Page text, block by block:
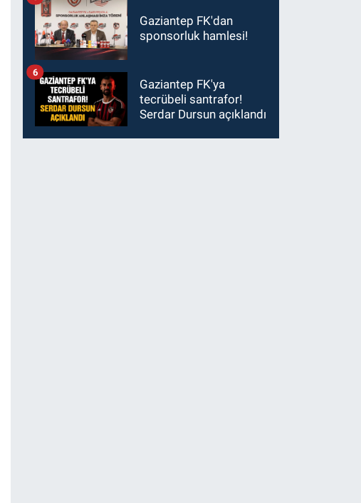
Gaziantep FK'dan
sponsorluk hamlesi!
Gaziantep FK'ya
tecrübeli santrafor!
Serdar Dursun açıklandı
6